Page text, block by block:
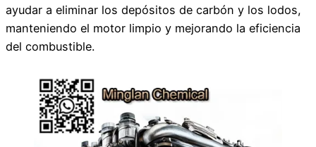
ayudar a eliminar los depósitos de carbón y los lodos,
manteniendo el motor limpio y mejorando la eficiencia
del combustible.